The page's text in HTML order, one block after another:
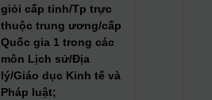
giỏi cấp tỉnh/Tp trực
thuộc trung ương/cấp
Quốc gia 1 trong các
môn Lịch sử/Địa
lý/Giáo dục Kinh tế và
Pháp luật;